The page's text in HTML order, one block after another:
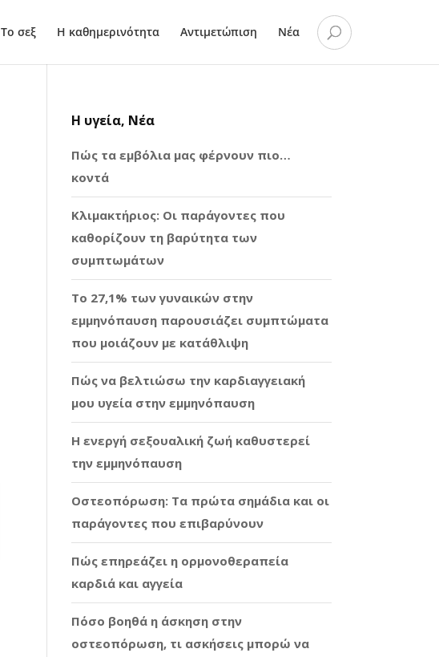
Το σεξ Η καθημερινότητα Αντιμετώπιση Νέα
Η υγεία, Νέα
Πώς τα εμβόλια μας φέρνουν πιο…
κοντά
Κλιμακτήριος: Οι παράγοντες που
καθορίζουν τη βαρύτητα των
συμπτωμάτων
Το 27,1% των γυναικών στην
εμμηνόπαυση παρουσιάζει συμπτώματα
που μοιάζουν με κατάθλιψη
Πώς να βελτιώσω την καρδιαγγειακή
μου υγεία στην εμμηνόπαυση
Η ενεργή σεξουαλική ζωή καθυστερεί
την εμμηνόπαυση
Οστεοπόρωση: Τα πρώτα σημάδια και οι
παράγοντες που επιβαρύνουν
Πώς επηρεάζει η ορμονοθεραπεία
καρδιά και αγγεία
Πόσο βοηθά η άσκηση στην
οστεοπόρωση, τι ασκήσεις μπορώ να